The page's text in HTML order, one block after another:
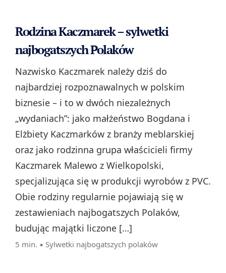
Rodzina Kaczmarek – sylwetki
najbogatszych Polaków
Nazwisko Kaczmarek należy dziś do
najbardziej rozpoznawalnych w polskim
biznesie – i to w dwóch niezależnych
„wydaniach”: jako małżeństwo Bogdana i
Elżbiety Kaczmarków z branży meblarskiej
oraz jako rodzinna grupa właścicieli firmy
Kaczmarek Malewo z Wielkopolski,
specjalizująca się w produkcji wyrobów z PVC.
Obie rodziny regularnie pojawiają się w
zestawieniach najbogatszych Polaków,
budując majątki liczone […]
5 min. ▪ Sylwetki najbogatszych polaków